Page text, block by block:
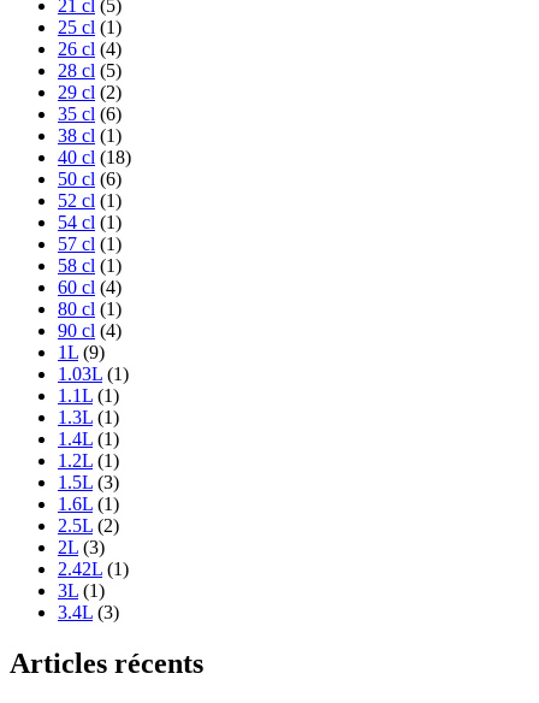
21 cl (5)
25 cl (1)
26 cl (4)
28 cl (5)
29 cl (2)
35 cl (6)
38 cl (1)
40 cl (18)
50 cl (6)
52 cl (1)
54 cl (1)
57 cl (1)
58 cl (1)
60 cl (4)
80 cl (1)
90 cl (4)
1L (9)
1.03L (1)
1.1L (1)
1.3L (1)
1.4L (1)
1.2L (1)
1.5L (3)
1.6L (1)
2.5L (2)
2L (3)
2.42L (1)
3L (1)
3.4L (3)
Articles récents